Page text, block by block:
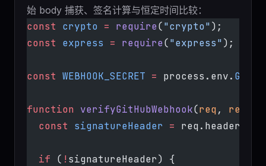
始 body 捕获、签名计算与恒定时间比较：
const crypto = require("crypto");
const express = require("express");
const WEBHOOK_SECRET = process.env.
function verifyGitHubWebhook(req, res
  const
signatureHeader = req.headers[
  if
( !signatureHeader) {